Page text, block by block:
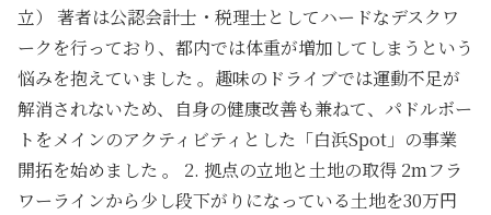
立） 著者は公認会計士・税理士としてハードなデスクワ
ークを行っており、都内では体重が増加してしまうという
悩みを抱えていました 。趣味のドライブでは運動不足が
解消されないため、自身の健康改善も兼ねて、パドルボー
トをメインのアクティビティとした「白浜Spot」の事業
開拓を始めました 。 2. 拠点の立地と土地の取得 2mフラ
ワーラインから少し段下がりになっている土地を30万円